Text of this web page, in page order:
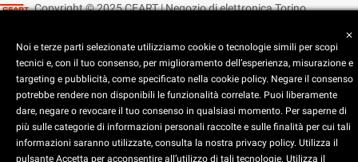
Copyright © 2025 CEART | Negozio di elettronica Torino
C.E.A.R.T. Elettronica
4.5starstarstarstar star_half
close
Noi e terze parti selezionate utilizziamo cookie o tecnologie simili per scopi
tecnici e, con il tuo consenso, per miglioramento dell’esperienza, misurazione e
targeting e pubblicità, come specificato nella cookie policy. Negare il consenso
potrebbe rendere non disponibili le funzionalità correlate. Puoi liberamente
dare, negare o revocare il tuo consenso in qualsiasi momento. Per saperne di
più sulle categorie di informazioni personali raccolte e sulle finalità per cui tali
informazioni saranno utilizzate, consulta la nostra privacy policy. Utilizza il
pulsante Accetta per acconsentire all’utilizzo di tali tecnologie. Utilizza il